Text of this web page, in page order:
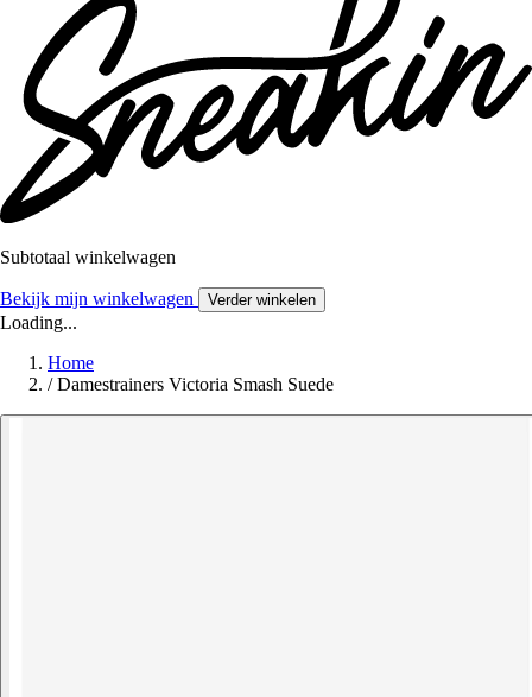
Subtotaal winkelwagen
Bekijk mijn winkelwagen Verder winkelen
Loading...
Home
/ Damestrainers Victoria Smash Suede